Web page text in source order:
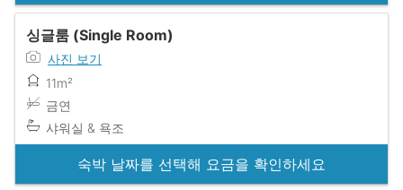
싱글룸 (Single Room)
사진 보기
11m²
금연
샤워실 & 욕조
숙박 날짜를 선택해 요금을 확인하세요